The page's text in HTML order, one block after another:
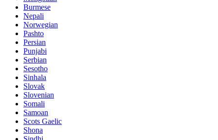
Burmese
Nepali
Norwegian
Pashto
Persian
Punjabi
Serbian
Sesotho
Sinhala
Slovak
Slovenian
Somali
Samoan
Scots Gaelic
Shona